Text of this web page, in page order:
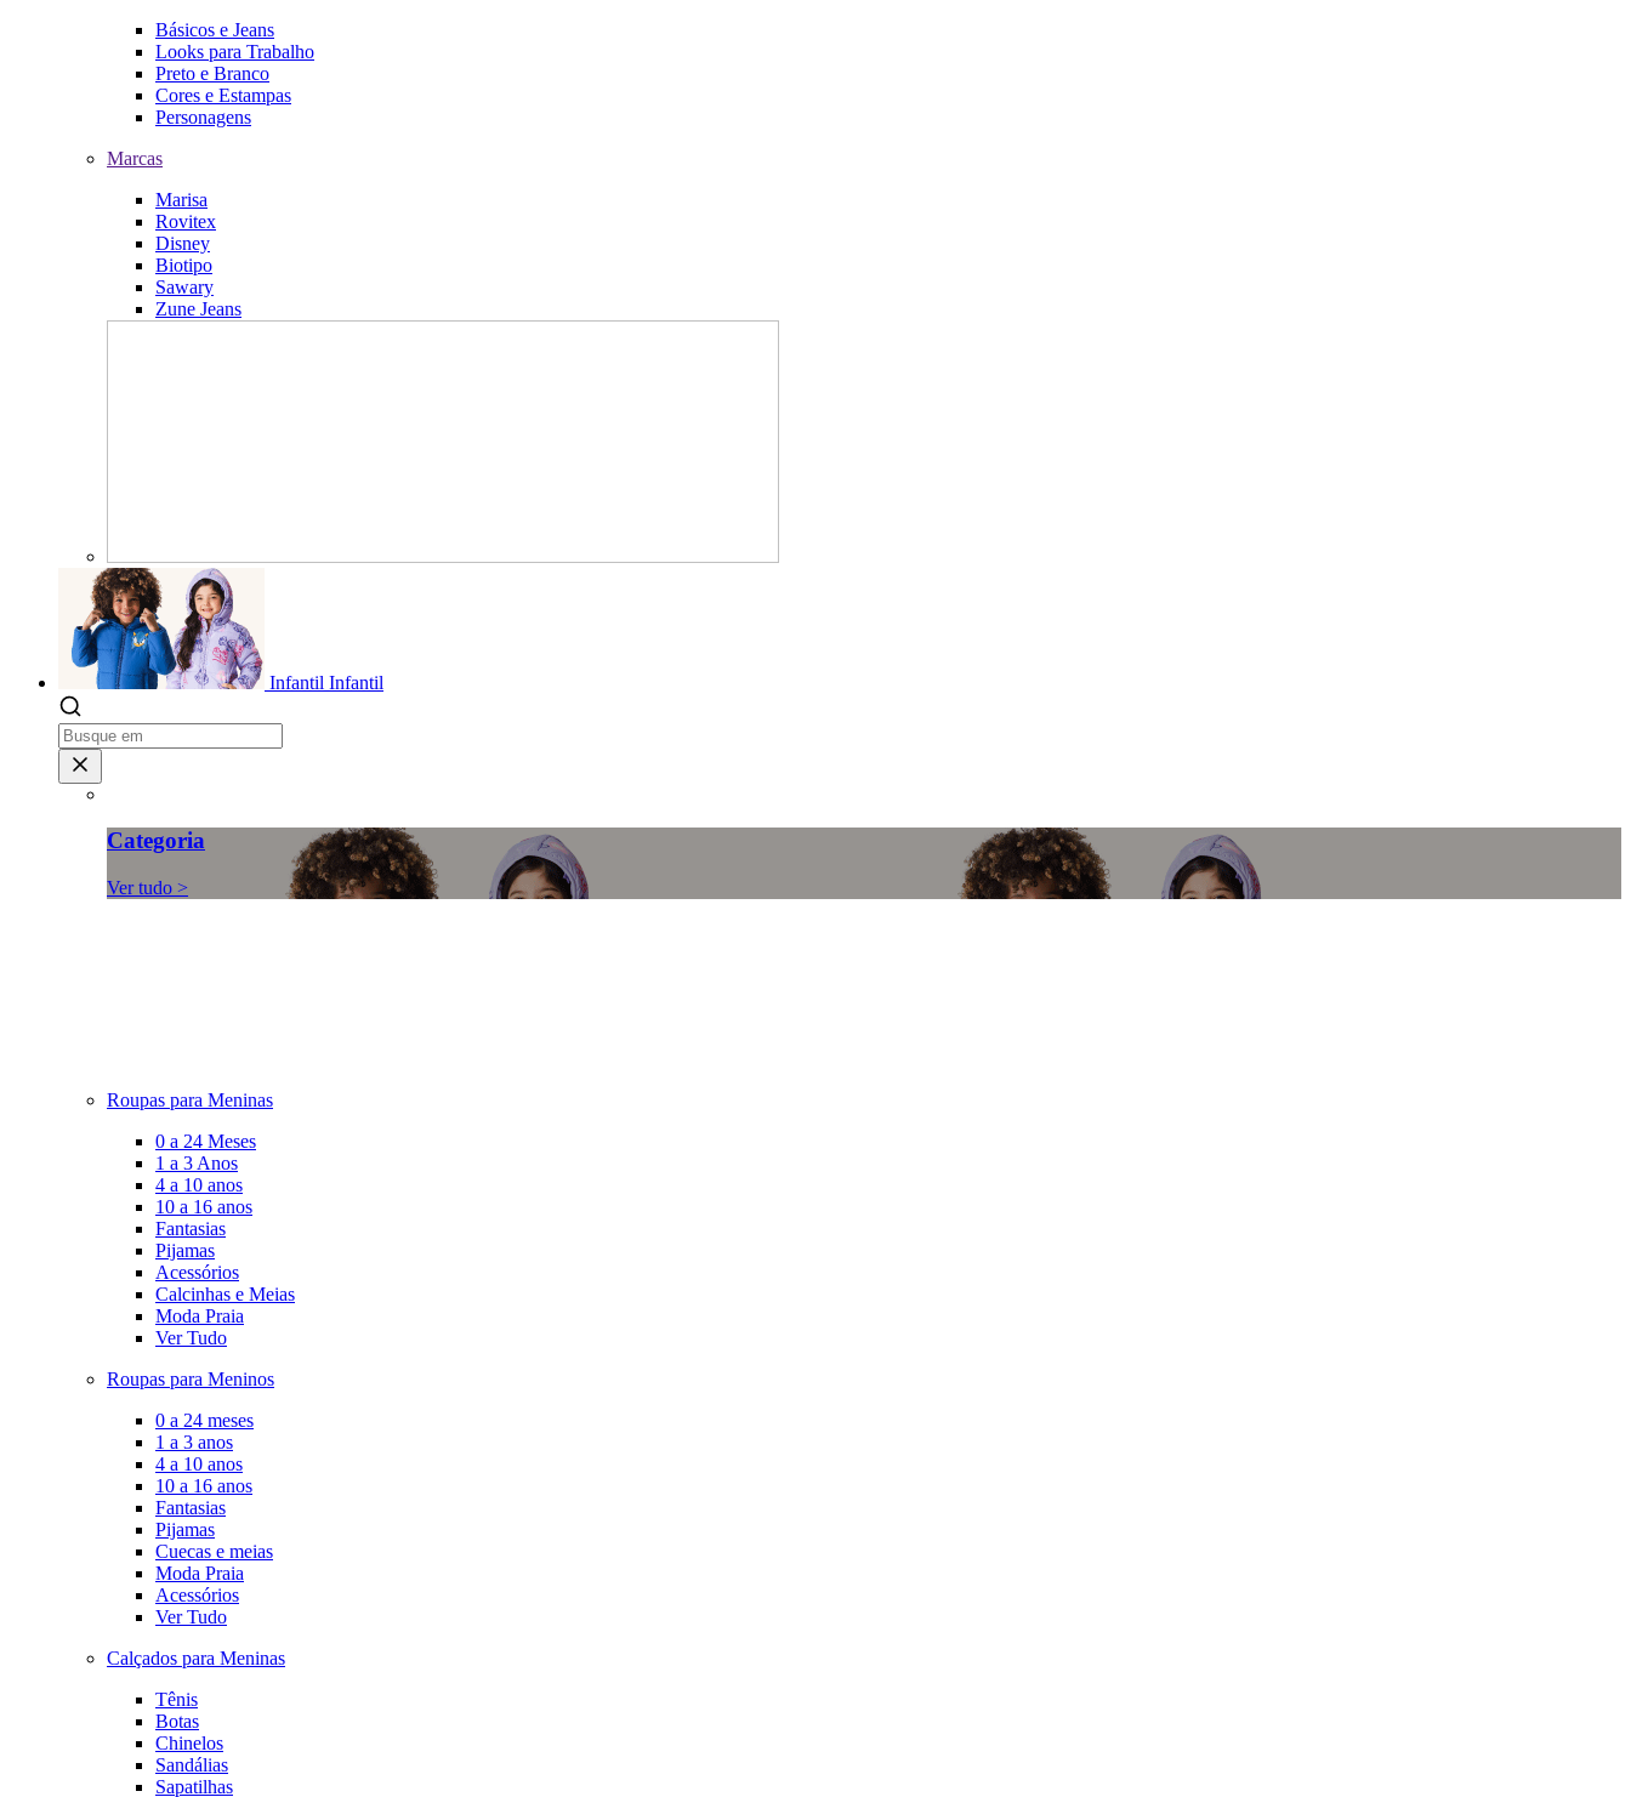
Básicos e Jeans
Looks para Trabalho
Preto e Branco
Cores e Estampas
Personagens
Marcas
Marisa
Rovitex
Disney
Biotipo
Sawary
Zune Jeans
Infantil Infantil
Categoria
Ver tudo >
Roupas para Meninas
0 a 24 Meses
1 a 3 Anos
4 a 10 anos
10 a 16 anos
Fantasias
Pijamas
Acessórios
Calcinhas e Meias
Moda Praia
Ver Tudo
Roupas para Meninos
0 a 24 meses
1 a 3 anos
4 a 10 anos
10 a 16 anos
Fantasias
Pijamas
Cuecas e meias
Moda Praia
Acessórios
Ver Tudo
Calçados para Meninas
Tênis
Botas
Chinelos
Sandálias
Sapatilhas